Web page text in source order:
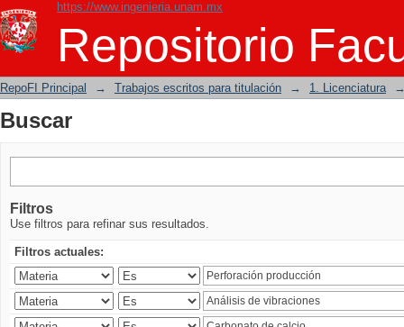
https://www.ingenieria.unam.mx
Repositorio
Buscar
RepoFI Principal → Trabajos escritos para titulación → 1. Licenciatura
Buscar
Filtros
Use filtros para refinar sus resultados.
Filtros actuales: